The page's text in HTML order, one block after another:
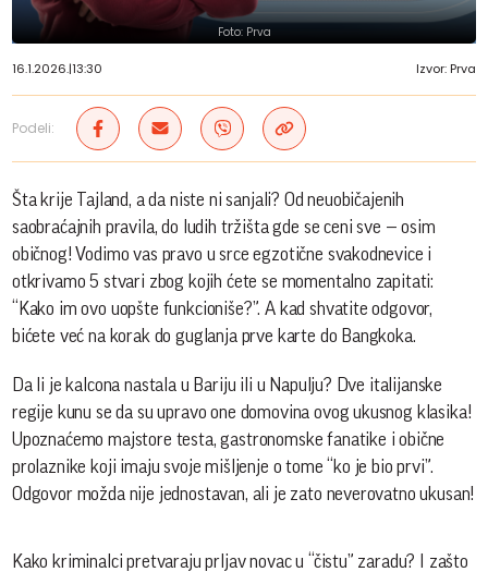
Foto: Prva
16.1.2026.|13:30 Izvor: Prva
Podeli:
Šta krije Tajland, a da niste ni sanjali? Od neuobičajenih
saobraćajnih pravila, do ludih tržišta gde se ceni sve — osim
običnog! Vodimo vas pravo u srce egzotične svakodnevice i
otkrivamo 5 stvari zbog kojih ćete se momentalno zapitati:
“Kako im ovo uopšte funkcioniše?”. A kad shvatite odgovor,
bićete već na korak do guglanja prve karte do Bangkoka.
Da li je kalcona nastala u Bariju ili u Napulju? Dve italijanske
regije kunu se da su upravo one domovina ovog ukusnog klasika!
Upoznaćemo majstore testa, gastronomske fanatike i obične
prolaznike koji imaju svoje mišljenje o tome “ko je bio prvi”.
Odgovor možda nije jednostavan, ali je zato neverovatno ukusan!
Kako kriminalci pretvaraju prljav novac u “čistu” zaradu? I zašto